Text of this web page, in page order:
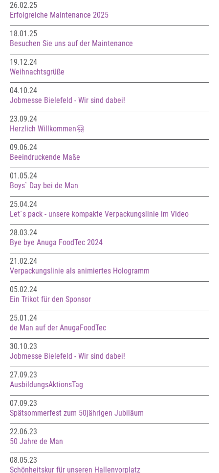
26.02.25
Erfolgreiche Maintenance 2025
18.01.25
Besuchen Sie uns auf der Maintenance
19.12.24
Weihnachtsgrüße
04.10.24
Jobmesse Bielefeld - Wir sind dabei!
23.09.24
Herzlich Willkommen🤗
09.06.24
Beeindruckende Maße
01.05.24
Boys` Day bei de Man
25.04.24
Let´s pack - unsere kompakte Verpackungslinie im Video
28.03.24
Bye bye Anuga FoodTec 2024
21.02.24
Verpackungslinie als animiertes Hologramm
05.02.24
Ein Trikot für den Sponsor
25.01.24
de Man auf der AnugaFoodTec
30.10.23
Jobmesse Bielefeld - Wir sind dabei!
27.09.23
AusbildungsAktionsTag
07.09.23
Spätsommerfest zum 50jährigen Jubiläum
22.06.23
50 Jahre de Man
08.05.23
Schönheitskur für unseren Hallenvorplatz